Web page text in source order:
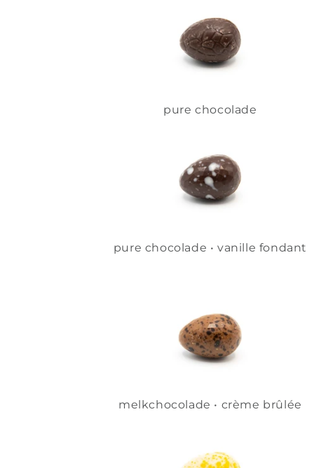
pure chocolade
pure chocolade • vanille fondant
melkchocolade • crème brûlée